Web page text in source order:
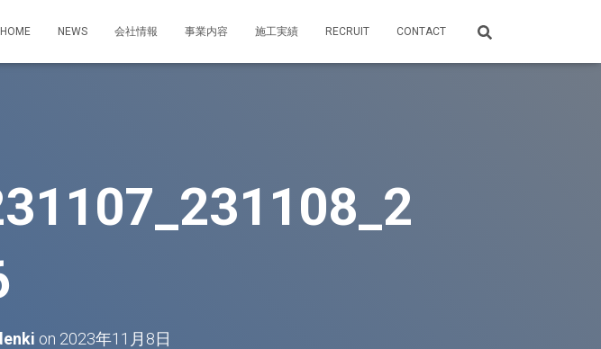
HOME NEWS 会社情報 事業内容 施工実績 RECRUIT CONTACT
on 2023年11月8日